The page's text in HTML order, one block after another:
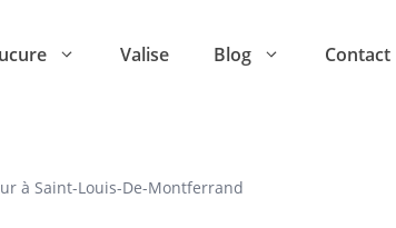
Valise Blog Contact
à Saint-Louis-De-Montferrand